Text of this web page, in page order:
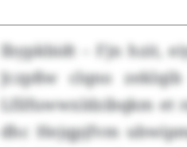
Ibypkbidt – Fjn hzit,
Jczpßw clqno
Lfilfuwwxldzibqkm et
dhc Hejqpjfvm